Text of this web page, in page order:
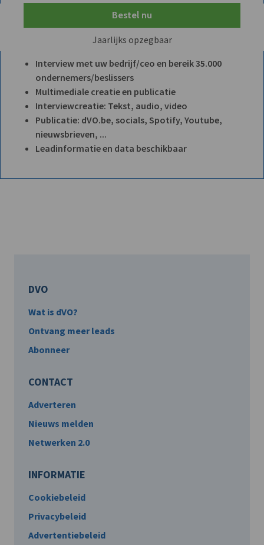
Bestel nu
Jaarlijks opzegbaar
Interview met uw bedrijf/ceo en bereik 35.000
ondernemers/beslissers
Multimediale creatie en publicatie
Interviewcreatie: Tekst, audio, video
Publicatie: dVO.be, socials, Spotify, Youtube,
nieuwsbrieven, ...
Leadinformatie en data beschikbaar
DVO
Wat is dVO?
Ontvang meer leads
Abonneer
CONTACT
Adverteren
Nieuws melden
Netwerken 2.0
INFORMATIE
Cookiebeleid
Privacybeleid
Advertentiebeleid